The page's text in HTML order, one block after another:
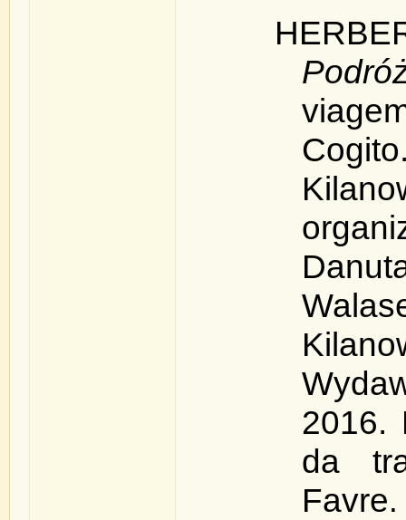
2016.
da
Favre.